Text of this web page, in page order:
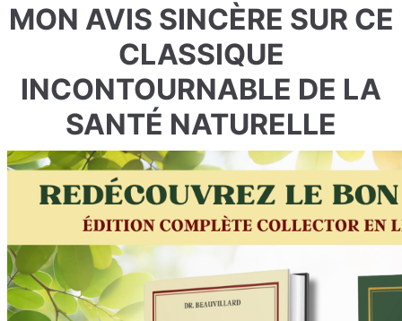
MON AVIS SINCÈRE SUR CE
CLASSIQUE
INCONTOURNABLE DE LA
SANTÉ NATURELLE